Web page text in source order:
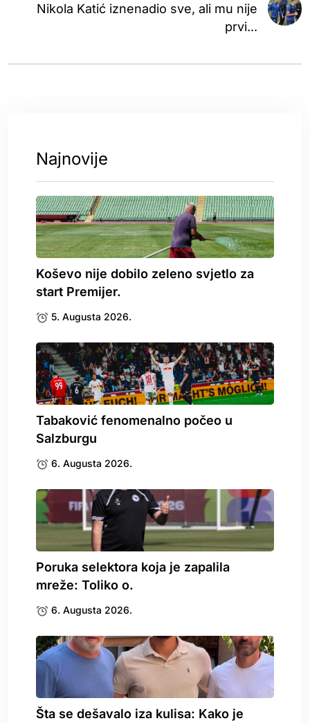
Nikola Katić iznenadio sve, ali mu nije
prvi...
Najnovije
Koševo nije dobilo zeleno svjetlo za
start Premijer.
5. Augusta 2026.
Tabaković fenomenalno počeo u
Salzburgu
6. Augusta 2026.
Poruka selektora koja je zapalila
mreže: Toliko o.
6. Augusta 2026.
Šta se dešavalo iza kulisa: Kako je